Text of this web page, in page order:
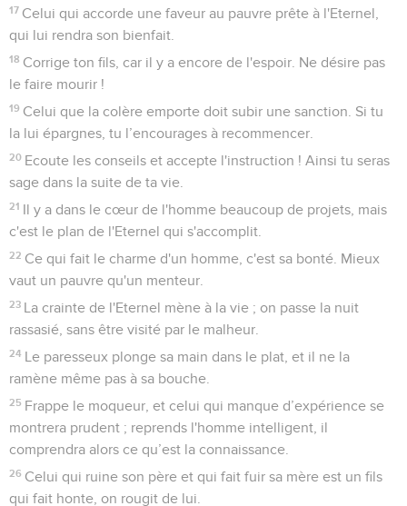
17 Celui qui accorde une faveur au pauvre prête à l'Eternel,
qui lui rendra son bienfait.
18 Corrige ton fils, car il y a encore de l'espoir. Ne désire pas
le faire mourir !
19 Celui que la colère emporte doit subir une sanction. Si tu
la lui épargnes, tu l’encourages à recommencer.
20 Ecoute les conseils et accepte l'instruction ! Ainsi tu seras
sage dans la suite de ta vie.
21 Il y a dans le cœur de l'homme beaucoup de projets, mais
c'est le plan de l'Eternel qui s'accomplit.
22 Ce qui fait le charme d'un homme, c'est sa bonté. Mieux
vaut un pauvre qu'un menteur.
23 La crainte de l'Eternel mène à la vie ; on passe la nuit
rassasié, sans être visité par le malheur.
24 Le paresseux plonge sa main dans le plat, et il ne la
ramène même pas à sa bouche.
25 Frappe le moqueur, et celui qui manque d’expérience se
montrera prudent ; reprends l'homme intelligent, il
comprendra alors ce qu’est la connaissance.
26 Celui qui ruine son père et qui fait fuir sa mère est un fils
qui fait honte, on rougit de lui.